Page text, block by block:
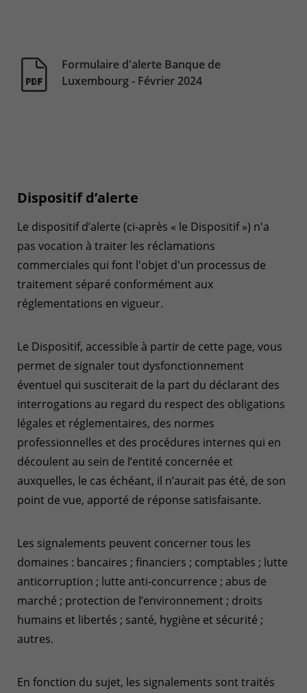
Formulaire d'alerte Banque de
Luxembourg - Février 2024
Dispositif d’alerte
Le dispositif d’alerte (ci-après « le Dispositif ») n'a
pas vocation à traiter les réclamations
commerciales qui font l'objet d'un processus de
traitement séparé conformément aux
réglementations en vigueur.
Le Dispositif, accessible à partir de cette page, vous
permet de signaler tout dysfonctionnement
éventuel qui susciterait de la part du déclarant des
interrogations au regard du respect des obligations
légales et réglementaires, des normes
professionnelles et des procédures internes qui en
découlent au sein de l’entité concernée et
auxquelles, le cas échéant, il n’aurait pas été, de son
point de vue, apporté de réponse satisfaisante.
Les signalements peuvent concerner tous les
domaines : bancaires ; financiers ; comptables ; lutte
anticorruption ; lutte anti-concurrence ; abus de
marché ; protection de l’environnement ; droits
humains et libertés ; santé, hygiène et sécurité ;
autres.
En fonction du sujet, les signalements sont traités